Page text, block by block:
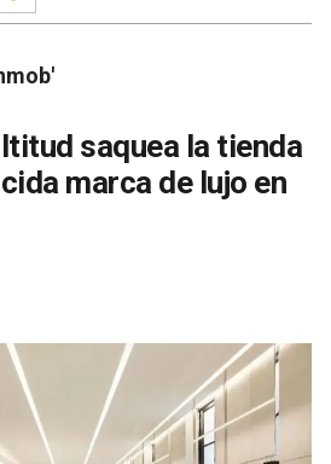
saquea la tienda
marca de lujo en